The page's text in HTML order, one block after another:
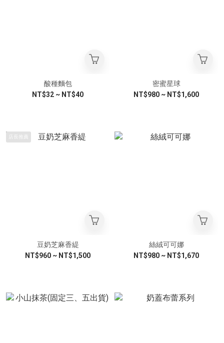
酸種麵包
NT$32 ~ NT$40
密蜜星球
NT$980 ~ NT$1,600
店長推薦
豆奶芝麻香緹
NT$960 ~ NT$1,500
絲絨可可娜
NT$980 ~ NT$1,670